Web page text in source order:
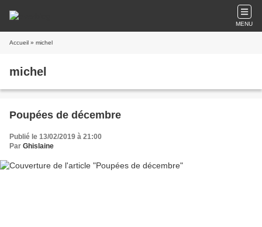
MENU
Accueil » michel
michel
Poupées de décembre
Publié le 13/02/2019 à 21:00
Par Ghislaine